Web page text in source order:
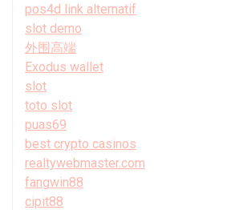
pos4d link alternatif
slot demo
外围高端
Exodus wallet
slot
toto slot
puas69
best crypto casinos
realtywebmaster.com
fangwin88
cipit88